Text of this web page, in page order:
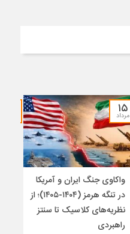
۱۵
مرداد
واکاوی جنگ ایران و آمریکا
در تنگه هرمز (۱۴۰۴-۱۴۰۵)؛ از
نظریه‌های کلاسیک تا سنتز
راهبردی